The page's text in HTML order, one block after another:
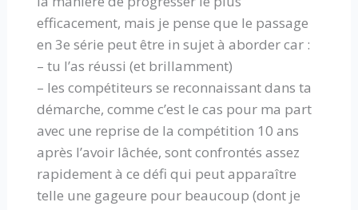
efficacement, mais je pense que le passage
en 3e série peut être in sujet à aborder car :
– tu l’as réussi (et brillamment)
– les compétiteurs se reconnaissant dans ta
démarche, comme c’est le cas pour ma part
avec une reprise de la compétition 10 ans
après l’avoir lâchée, sont confrontés assez
rapidement à ce défi qui peut apparaître
telle une gageure pour beaucoup (dont je